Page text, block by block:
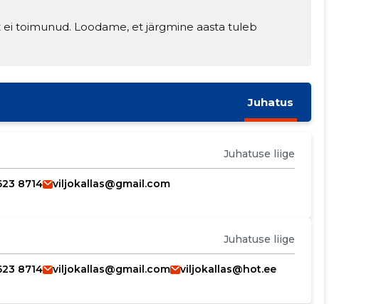
toimunud. Loodame, et järgmine aasta tuleb
Juhatus
Juhatuse liige
8714 viljokallas@gmail.com
Juhatuse liige
8714 viljokallas@gmail.com viljokallas@hot.ee